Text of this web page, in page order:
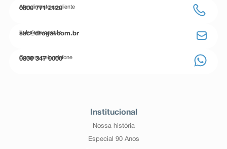
Atendimento ao cliente
0800 771 2120
Entre em contato
sac@drogal.com.br
Compre pelo telefone
0800 347 0000
Institucional
Nossa história
Especial 90 Anos